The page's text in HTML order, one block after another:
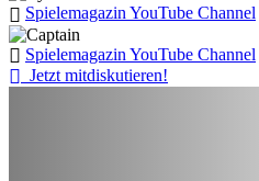
Spielemagazin YouTube Channel
Spielemagazin YouTube Channel
Jetzt mitdiskutieren!